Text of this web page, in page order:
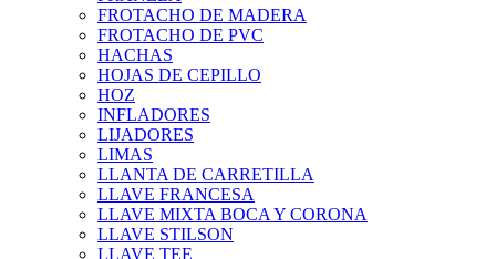
FROTACHO DE MADERA
FROTACHO DE PVC
HACHAS
HOJAS DE CEPILLO
HOZ
INFLADORES
LIJADORES
LIMAS
LLANTA DE CARRETILLA
LLAVE FRANCESA
LLAVE MIXTA BOCA Y CORONA
LLAVE STILSON
LLAVE TEE